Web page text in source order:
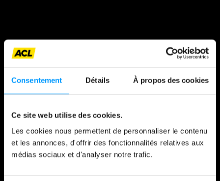
Consentement Détails À propos des cookies
Ce site web utilise des cookies.
Les cookies nous permettent de personnaliser le contenu
et les annonces, d'offrir des fonctionnalités relatives aux
médias sociaux et d'analyser notre trafic.
News
« J’AI PASSÉ TOUTE
MA VIE AVEC ELLE »